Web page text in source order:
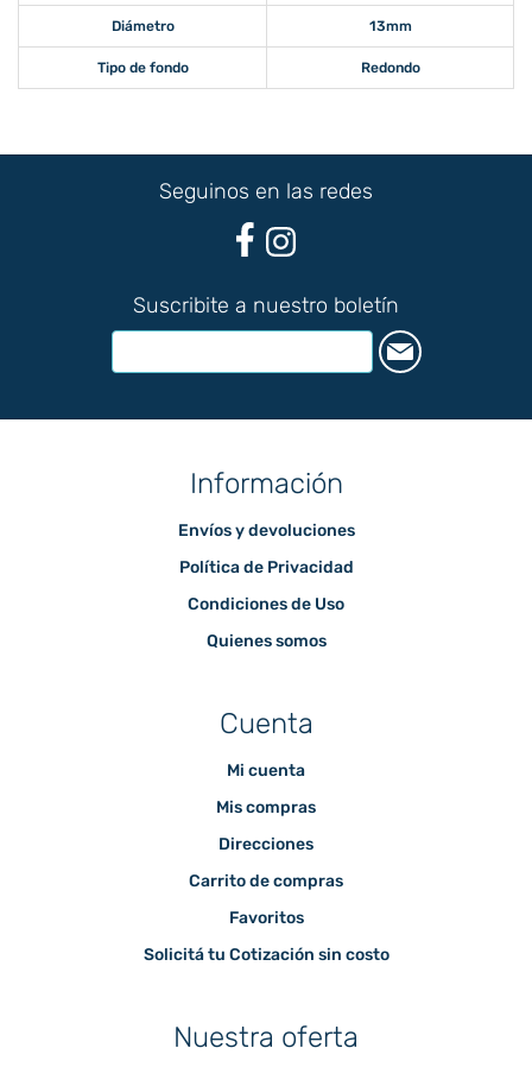
Diámetro 13mm
Tipo de fondo Redondo
Seguinos en las redes
Suscribite a nuestro boletín
Información
Envíos y devoluciones
Política de Privacidad
Condiciones de Uso
Quienes somos
Cuenta
Mi cuenta
Mis compras
Direcciones
Carrito de compras
Favoritos
Solicitá tu Cotización sin costo
Nuestra oferta